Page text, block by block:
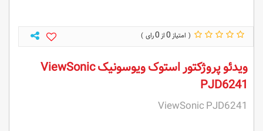
0
0
ویدئو پروژکتور استوک ویوسونیک ViewSonic
PJD6241
ViewSonic PJD6241